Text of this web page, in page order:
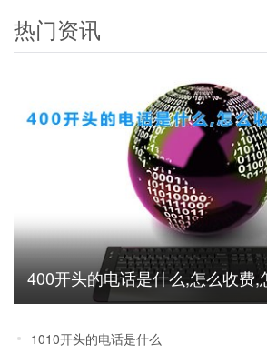
热门资讯
400开头的电话是什么,怎么收费,
1010开头的电话是什么